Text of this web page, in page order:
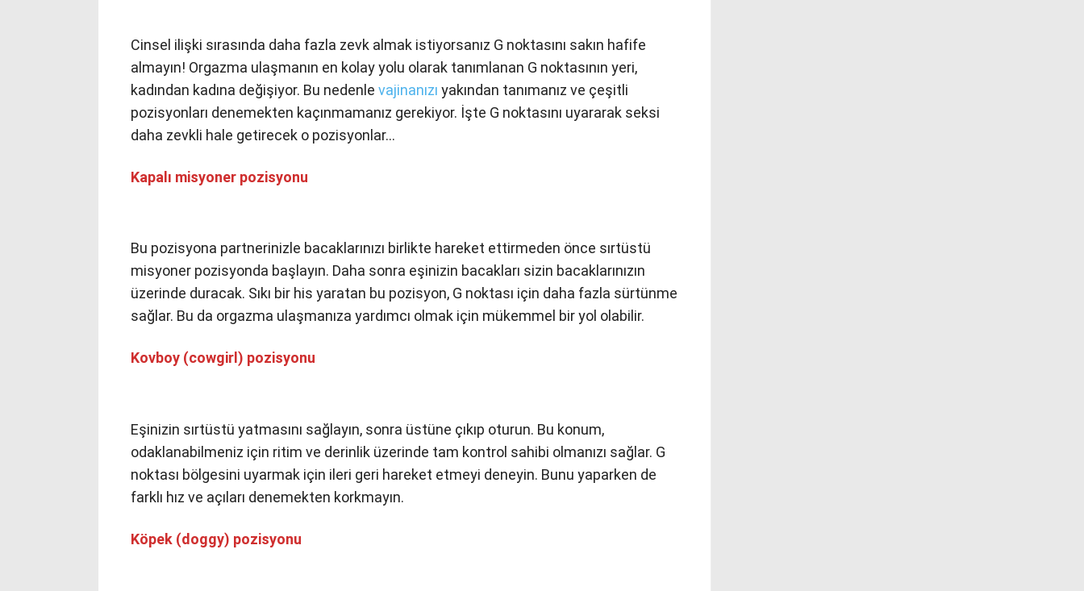
Cinsel ilişki sırasında daha fazla zevk almak istiyorsanız G noktasını sakın hafife
almayın! Orgazma ulaşmanın en kolay yolu olarak tanımlanan G noktasının yeri,
kadından kadına değişiyor. Bu nedenle vajinanızı yakından tanımanız ve çeşitli
pozisyonları denemekten kaçınmamanız gerekiyor. İşte G noktasını uyararak seksi
daha zevkli hale getirecek o pozisyonlar…
Kapalı misyoner pozisyonu
Bu pozisyona partnerinizle bacaklarınızı birlikte hareket ettirmeden önce sırtüstü
misyoner pozisyonda başlayın. Daha sonra eşinizin bacakları sizin bacaklarınızın
üzerinde duracak. Sıkı bir his yaratan bu pozisyon, G noktası için daha fazla sürtünme
sağlar. Bu da orgazma ulaşmanıza yardımcı olmak için mükemmel bir yol olabilir.
Kovboy (cowgirl) pozisyonu
Eşinizin sırtüstü yatmasını sağlayın, sonra üstüne çıkıp oturun. Bu konum,
odaklanabilmeniz için ritim ve derinlik üzerinde tam kontrol sahibi olmanızı sağlar. G
noktası bölgesini uyarmak için ileri geri hareket etmeyi deneyin. Bunu yaparken de
farklı hız ve açıları denemekten korkmayın.
Köpek (doggy) pozisyonu